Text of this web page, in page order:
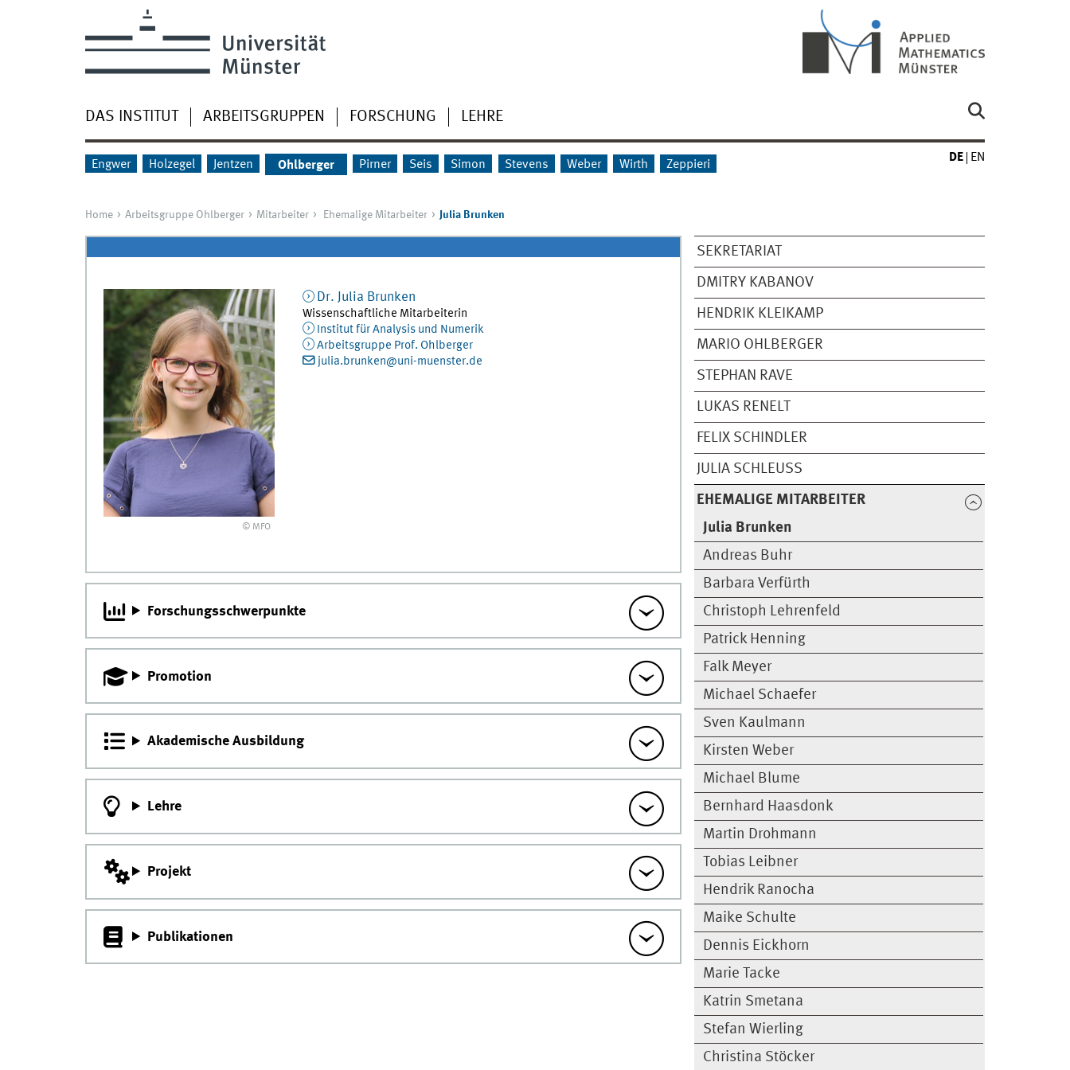
DAS INSTITUT ARBEITSGRUPPEN FORSCHUNG LEHRE
Engwer Holzegel Jentzen Ohlberger Pirner Seis Simon Stevens Weber Wirth Zeppieri
DE EN
Home Arbeitsgruppe Ohlberger Mitarbeiter Ehemalige Mitarbeiter Julia Brunken
SEKRETARIAT
DMITRY KABANOV
HENDRIK KLEIKAMP
MARIO OHLBERGER
STEPHAN RAVE
LUKAS RENELT
FELIX SCHINDLER
JULIA SCHLEUSS
EHEMALIGE MITARBEITER
Julia Brunken
Andreas Buhr
Barbara Verfürth
Christoph Lehrenfeld
Patrick Henning
Falk Meyer
Michael Schaefer
Sven Kaulmann
Kirsten Weber
Michael Blume
Bernhard Haasdonk
Martin Drohmann
Tobias Leibner
Hendrik Ranocha
Maike Schulte
Dennis Eickhorn
Marie Tacke
Katrin Smetana
Stefan Wierling
Christina Stöcker
© MFO
Dr. Julia Brunken
Wissenschaftliche Mitarbeiterin
Institut für Analysis und Numerik
Arbeitsgruppe Prof. Ohlberger
julia.brunken@uni-muenster.de
Forschungsschwerpunkte
Promotion
Akademische Ausbildung
Lehre
Projekt
Publikationen